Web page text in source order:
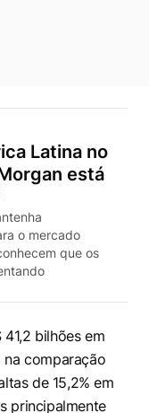
Latina no
está
o mercado
que os
bilhões em
na comparação
de 15,2% em
principalmente